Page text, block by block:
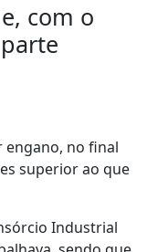
com o
no final
superior ao que
Industrial